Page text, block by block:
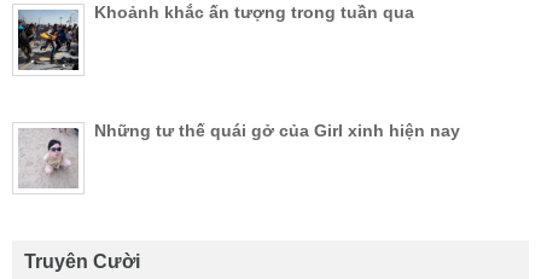
Khoảnh khắc ấn tượng trong tuần qua
Những tư thế quái gở của Girl xinh hiện nay
Truyên Cười